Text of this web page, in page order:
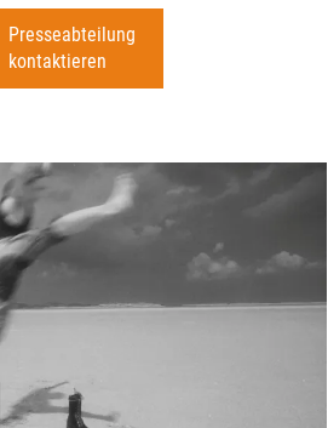
Presseabteilung
kontaktieren